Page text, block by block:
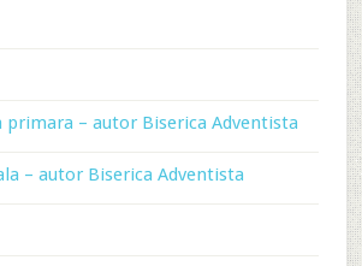
primara – autor Biserica Adventista
– autor Biserica Adventista